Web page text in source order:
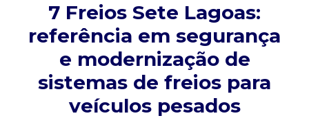
7 Freios Sete Lagoas:
referência em segurança
e modernização de
sistemas de freios para
veículos pesados